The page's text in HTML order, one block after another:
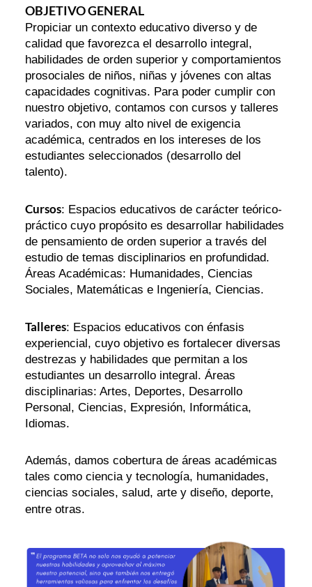
OBJETIVO GENERAL
Propiciar un contexto educativo diverso y de
calidad que favorezca el desarrollo integral,
habilidades de orden superior y comportamientos
prosociales de niños, niñas y jóvenes con altas
capacidades cognitivas. Para poder cumplir con
nuestro objetivo, contamos con cursos y talleres
variados, con muy alto nivel de exigencia
académica, centrados en los intereses de los
estudiantes seleccionados (desarrollo del
talento).
Cursos: Espacios educativos de carácter teórico-
práctico cuyo propósito es desarrollar habilidades
de pensamiento de orden superior a través del
estudio de temas disciplinarios en profundidad.
Áreas Académicas: Humanidades, Ciencias
Sociales, Matemáticas e Ingeniería, Ciencias.
Talleres: Espacios educativos con énfasis
experiencial, cuyo objetivo es fortalecer diversas
destrezas y habilidades que permitan a los
estudiantes un desarrollo integral. Áreas
disciplinarias: Artes, Deportes, Desarrollo
Personal, Ciencias, Expresión, Informática,
Idiomas.
Además, damos cobertura de áreas académicas
tales como ciencia y tecnología, humanidades,
ciencias sociales, salud, arte y diseño, deporte,
entre otras.